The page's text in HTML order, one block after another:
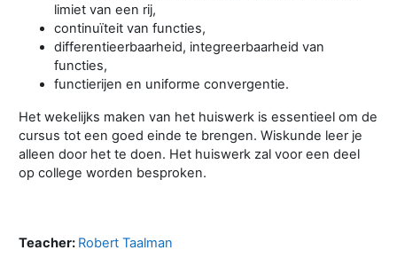
limiet van een rij,
continuïteit van functies,
differentieerbaarheid, integreerbaarheid van
functies,
functierijen en uniforme convergentie.
Het wekelijks maken van het huiswerk is essentieel om de
cursus tot een goed einde te brengen. Wiskunde leer je
alleen door het te doen. Het huiswerk zal voor een deel
op college worden besproken.
Teacher: Robert Taalman